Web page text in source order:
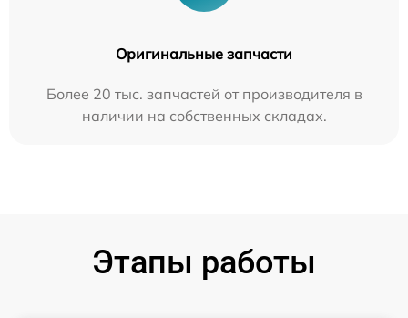
Оригинальные запчасти
Более 20 тыс. запчастей от производителя в
наличии на собственных складах.
Этапы работы